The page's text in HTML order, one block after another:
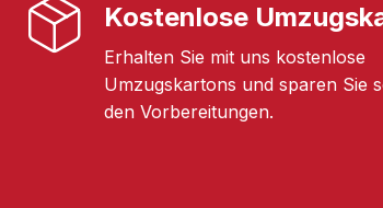
Kostenlose
Erhalten Sie mit uns kostenlose
Umzugskartons und sparen Sie
den Vorbereitungen.